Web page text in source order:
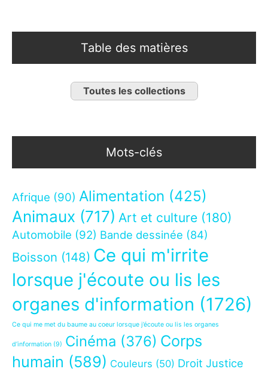
Table des matières
Toutes les collections
Mots-clés
Afrique (90) Alimentation (425)
Animaux (717) Art et culture (180)
Automobile (92) Bande dessinée (84)
Boisson (148) Ce qui m'irrite
lorsque j'écoute ou lis les
organes d'information (1726)
Ce qui me met du baume au coeur lorsque j’écoute ou lis les organes
d’information (9) Cinéma (376) Corps
humain (589) Couleurs (50) Droit Justice